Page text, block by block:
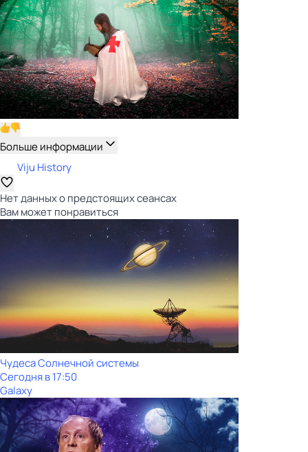
Больше информации
Viju History
Нет данных о предстоящих сеансах
Вам может понравиться
Чудеса Солнечной системы
Сегодня в 17:50
Galaxy